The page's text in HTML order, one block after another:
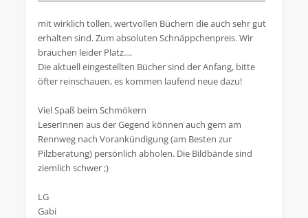
mit wirklich tollen, wertvollen Büchern die auch sehr gut
erhalten sind. Zum absoluten Schnäppchenpreis. Wir
brauchen leider Platz....
Die aktuell eingestellten Bücher sind der Anfang, bitte
öfter reinschauen, es kommen laufend neue dazu!
Viel Spaß beim Schmökern
LeserInnen aus der Gegend können auch gern am
Rennweg nach Vorankündigung (am Besten zur
Pilzberatung) persönlich abholen. Die Bildbände sind
ziemlich schwer ;)
LG
Gabi